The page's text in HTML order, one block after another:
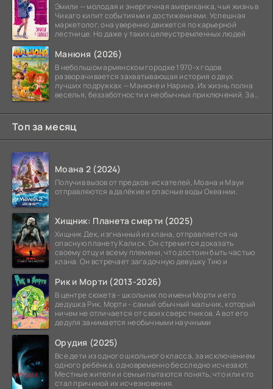
Эмили — молодая и энергичная американка, чья жизнь в
Чикаго кипит событиями и достижениями. Успешная
маркетолог, она уверенно движется по карьерной
лестнице. Но даже у таких целеустремленных людей
Манюня (2026)
В небольшом армянском городке 1970-х годов
разворачивается захватывающая история о двух
лучших подружках — Манюне и Наринэ. Их жизнь полна
веселья, беззаботности и необычных приключений. За
Топ за месяц
Моана 2 (2024)
Получив вызов от предков-искателей, Моана и Мауи
отправляются в далёкие и опасные воды Океании.
Хищник: Планета смерти (2025)
Хищник Дек, изгнанный из клана, отправляется на
опасную планету Калиск. Он стремится доказать
своему отцу и всему племени, что достоин быть частью
клана. Он встречает загадочную девушку Тию и
Рик и Морти (2013-2026)
В центре сюжета - школьник по имени Морти и его
дедушка Рик. Морти - самый обычный мальчик, который
ничем не отличается от своих сверстников. А вот его
дедуля занимается необычными научными
Орудия (2025)
Все дети из одного школьного класса, за исключением
одного ребёнка, одновременно бесследно исчезают.
Местные жители и семьи пытаются понять, что или кто
стал причиной их исчезновения.